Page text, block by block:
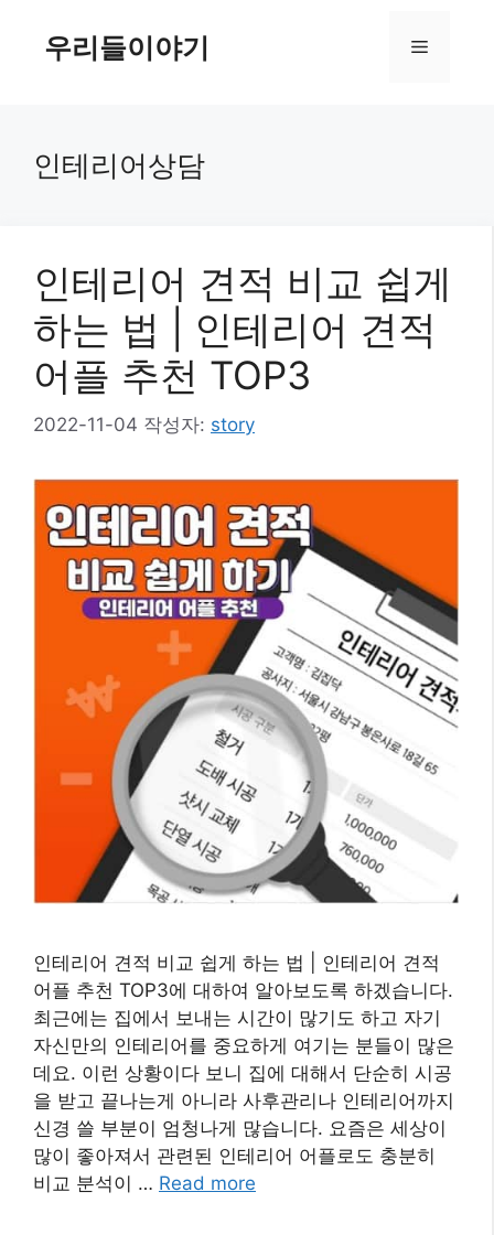
우리들이야기 메
인테리어상담
인테리어 견적 비교 쉽게
하는 법 | 인테리어 견적
어플 추천 TOP3
2022-11-04 작성자: story
인테리어 견적 비교 쉽게 하는 법 | 인테리어 견적
어플 추천 TOP3에 대하여 알아보도록 하겠습니다.
최근에는 집에서 보내는 시간이 많기도 하고 자기
자신만의 인테리어를 중요하게 여기는 분들이 많은
데요. 이런 상황이다 보니 집에 대해서 단순히 시공
을 받고 끝나는게 아니라 사후관리나 인테리어까지
신경 쓸 부분이 엄청나게 많습니다. 요즘은 세상이
많이 좋아져서 관련된 인테리어 어플로도 충분히
비교 분석이 … Read more